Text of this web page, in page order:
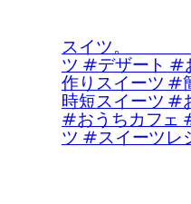
スイツ。
ツ #デザート #
作りスイーツ #
時短スイーツ #
#おうちカフェ
ツ #スイーツレ